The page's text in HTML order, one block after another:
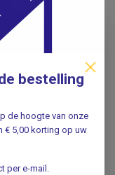
bestelling
de hoogte van onze
€ 5,00 korting op uw
per e-mail.